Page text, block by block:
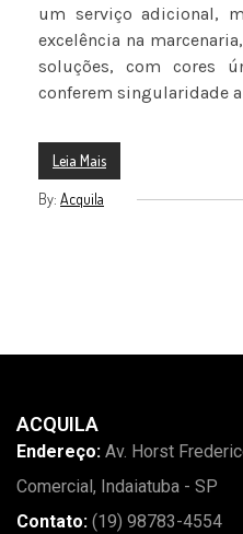
um serviço adicional,
excelência na
soluções, com cores
conferem singularidade
Leia Mais
By: Acquila
ACQUILA
Endereço: Av. Horst
Comercial, Indaiatuba - SP
Contato: (19) 98783-4554